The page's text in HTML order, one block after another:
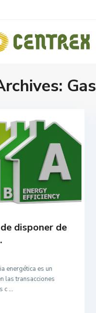
Gas
disponer de
energética es un
las transacciones
c...